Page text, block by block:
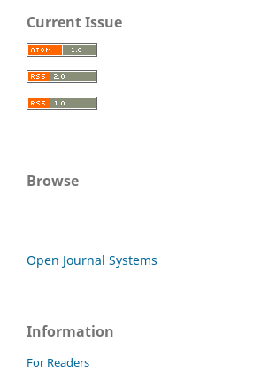
Current Issue
Browse
Open Journal Systems
Information
For Readers